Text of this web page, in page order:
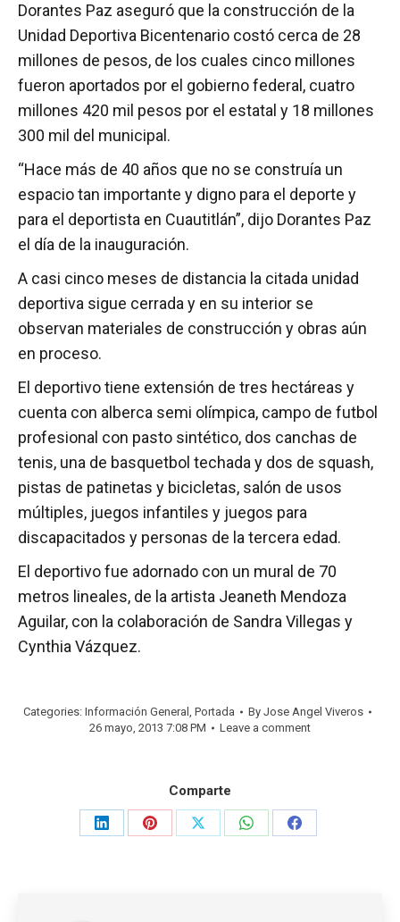
Dorantes Paz aseguró que la construcción de la
Unidad Deportiva Bicentenario costó cerca de 28
millones de pesos, de los cuales cinco millones
fueron aportados por el gobierno federal, cuatro
millones 420 mil pesos por el estatal y 18 millones
300 mil del municipal.
“Hace más de 40 años que no se construía un
espacio tan importante y digno para el deporte y
para el deportista en Cuautitlán”, dijo Dorantes Paz
el día de la inauguración.
A casi cinco meses de distancia la citada unidad
deportiva sigue cerrada y en su interior se
observan materiales de construcción y obras aún
en proceso.
El deportivo tiene extensión de tres hectáreas y
cuenta con alberca semi olímpica, campo de futbol
profesional con pasto sintético, dos canchas de
tenis, una de basquetbol techada y dos de squash,
pistas de patinetas y bicicletas, salón de usos
múltiples, juegos infantiles y juegos para
discapacitados y personas de la tercera edad.
El deportivo fue adornado con un mural de 70
metros lineales, de la artista Jeaneth Mendoza
Aguilar, con la colaboración de Sandra Villegas y
Cynthia Vázquez.
Categories: Información General , Portada By Jose Angel Viveros
26 mayo, 2013 7:08 PM
Leave a comment
Comparte
Share
Share
Share
Share
Share